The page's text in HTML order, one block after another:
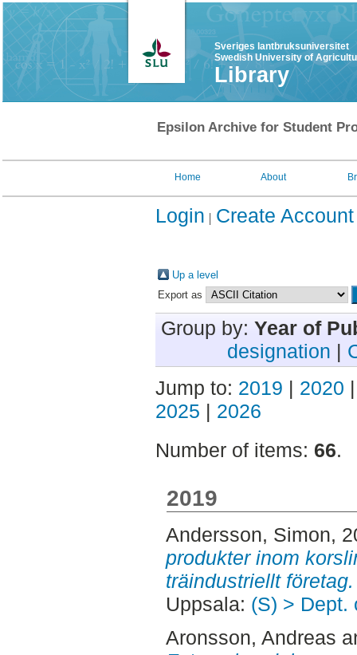
Sveriges lantbruksuniversitet
Swedish University of
Library
Epsilon Archive for Student
Home About
Login Create Account
Up a level
Export as
Group by: Year of
designation |
Jump to: 2019 | 2020
2025 | 2026
Number of items: 66.
2019
Andersson, Simon,
produkter inom
träindustriellt företag.
Uppsala: (S) > Dept.
Aronsson, Andreas